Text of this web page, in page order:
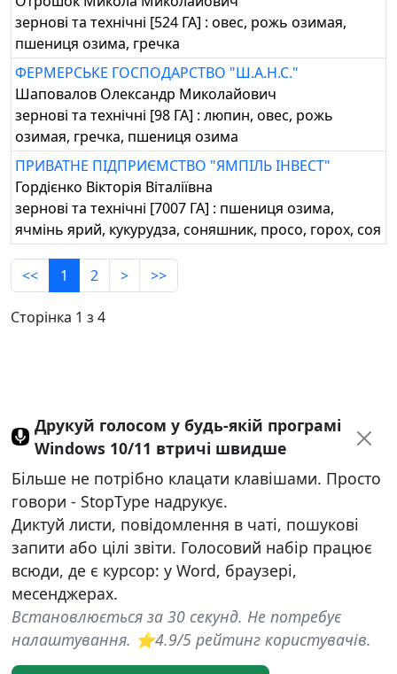
зернові та технічні [524 ГА] : овес, рожь озимая,
пшениця озима, гречка
ФЕРМЕРСЬКЕ ГОСПОДАРСТВО "Ш.А.Н.С."
Шаповалов Олександр Миколайович
зернові та технічні [98 ГА] : люпин, овес, рожь
озимая, гречка, пшениця озима
ПРИВАТНЕ ПІДПРИЄМСТВО "ЯМПІЛЬ ІНВЕСТ"
Гордієнко Вікторія Віталіївна
зернові та технічні [7007 ГА] : пшениця озима,
ячмінь ярий, кукурудза, соняшник, просо, горох, соя
<< 1 2 > >>
Сторінка 1 з 4
Друкуй голосом у будь-якій програмі
Windows 10/11 втричі швидше
Більше не потрібно клацати клавішами. Просто
говори - StopType надрукує.
Диктуй листи, повідомлення в чаті, пошукові
запити або цілі звіти. Голосовий набір працює
всюди, де є курсор: у Word, браузері,
месенджерах.
Встановлюється за 30 секунд. Не потребує
налаштування. ⭐4.9/5 рейтинг користувачів.